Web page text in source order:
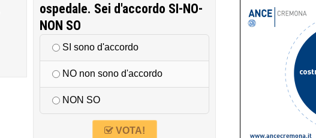
ospedale. Sei d'accordo SI-NO-
NON SO
SI sono d'accordo
NO non sono d'accordo
NON SO
VOTA!